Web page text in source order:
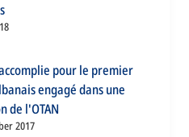
pour le premier
engagé dans une
de l'OTAN
2017